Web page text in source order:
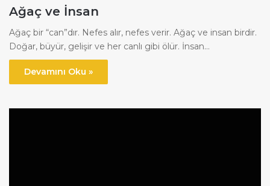
Ağaç ve İnsan
Ağaç bir “can”dır. Nefes alır, nefes verir. Ağaç ve insan birdir.
Doğar, büyür, gelişir ve her canlı gibi ölür. İnsan…
Devamını Oku »